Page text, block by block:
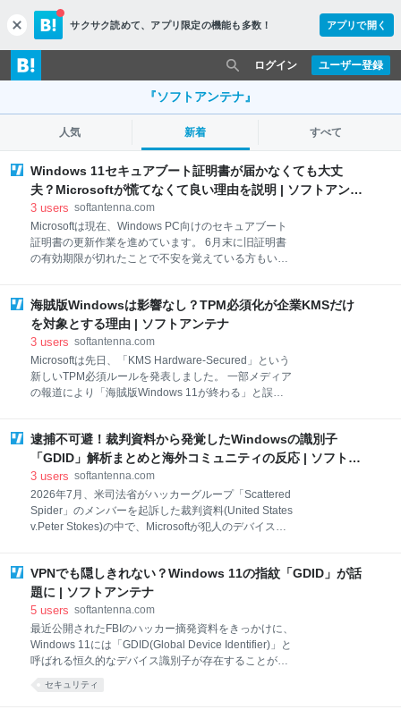
c
l
o
s
サクサク読めて、 アプリ限定の機能も多数！ アプリで開く
ユーザー登録
ログイン
『ソフトアンテナ』
人気 新着 すべて
Windows 11セキュアブート証明書が届かなくても大丈
夫？Microsoftが慌てなくて良い理由を説明 | ソフトアンテ
ナ
3 users softantenna.com
Microsoftは現在、Windows PC向けのセキュアブート
証明書の更新作業を進めています。 6月末に旧証明書
の有効期限が切れたことで不安を覚えている方もいる
書をまだ受け取っていないPCも通常どおり起動し、今
後のアップデートで順次配信される」と明確に強調し
ています。 Secure Boot certificates used by most
Windows devices were set to expire starting in June
2026. Microsoft has been updating these certificates
on PCs and non-managed business devices for the
海賊版Windowsは影響なし？TPM必須化が企業KMSだけ
を対象とする理由 | ソフトアンテナ
3 users softantenna.com
Microsoftは先日、「KMS Hardware-Secured」という
新しいTPM必須ルールを発表しました。 一部メディア
の報道により「海賊版Windows 11が終わる」と誤解
るのは企業が運用するKMS(Key Management Service)
サーバーのみだからです。 企業は大量のPCを一括で
管理するため、社内ネットワーク上にKMSサーバーを
置き、そこからWindowsをまとめて認証します。今回
の新ルールは、このKMSサーバーにTPMによるハード
ウェア証明を求めるものです。 新しいルールが定めら
るケースがあったためだとされています。TPMでサー
バーの真正性と改ざんの有無を確認し、
逮捕不可避！裁判資料から発覚したWindowsの識別子
「GDID」解析まとめと海外コミュニティの反応 | ソフトア
ンテナ
3 users softantenna.com
2026年7月、米司法省がハッカーグループ「Scattered
Spider」のメンバーを起訴した裁判資料(United States
v.Peter Stokes)の中で、Microsoftが犯人のデバイス追
する情報をまとめた「Full writeup of the Windows
GDID」がGitHubに公開され注目を集めています。 誤
解されがちなGDIDの正体 裁判資料によると、GDIDは
「Windows OSのインストールごとに割り当てられる
永続的なデバイスレベルの識別子」と定義されていま
す。OSのアップデートを行っても維持されますが、
新される性質を持っています。 SNSなどを中心に
VPNでも隠しきれない？Windows 11の指紋「GDID」が話
題に | ソフトアンテナ
5 users softantenna.com
最近公開されたFBIのハッカー摘発資料をきっかけに、
Windows 11には「GDID(Global Device Identifier)」と
呼ばれる恒久的なデバイス識別子が存在することが一
はこれをオフにする設定を提供しておらず、仕組みや
セキュリティ